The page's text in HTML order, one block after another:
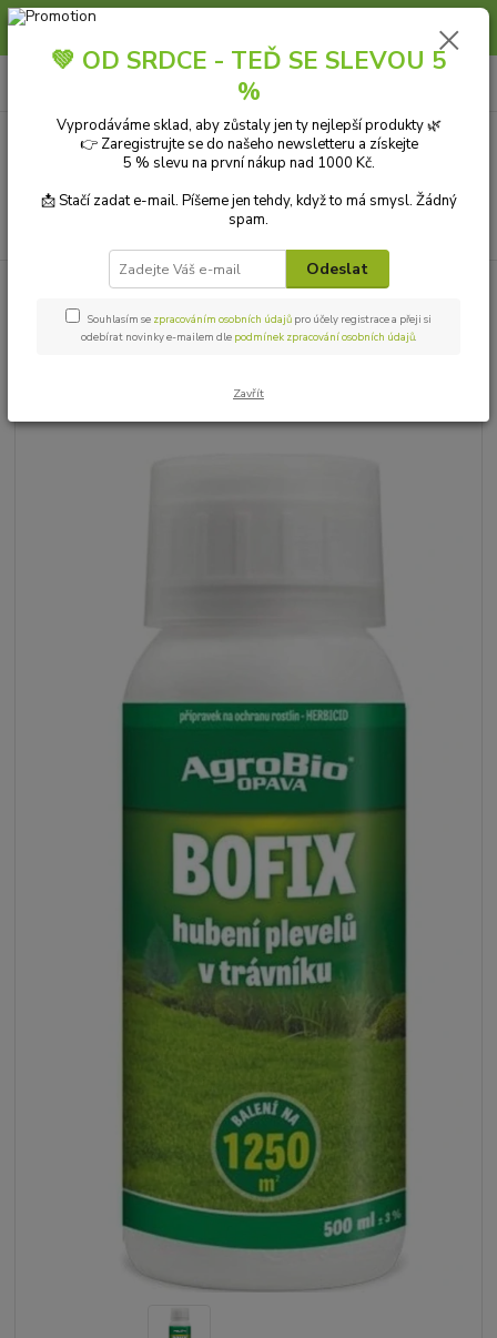
Slunce, koupání a horko dávají vlasům zabrat. Dopřejte jim šetrnou péči s
CZK
ZAHRADA A PĚSTOVÁNÍ Ochrana rostlin
AgroBio Bofix na
AgroBio Bofix na plevel 500 ml
💚 OD SRDCE - TEĎ SE SLEVOU 5
%
Vyprodáváme sklad, aby zůstaly jen ty nejlepší produkty 🌿
👉 Zaregistrujte se do našeho newsletteru a získejte
5 % slevu na první nákup nad 1000 Kč.
📩 Stačí zadat e-mail. Píšeme jen tehdy, když to má smysl. Žádný
spam.
Odeslat
Souhlasím se zpracováním osobních údajů pro účely registrace a přeji si
odebírat novinky e-mailem dle podmínek zpracování osobních údajů.
Zavřít